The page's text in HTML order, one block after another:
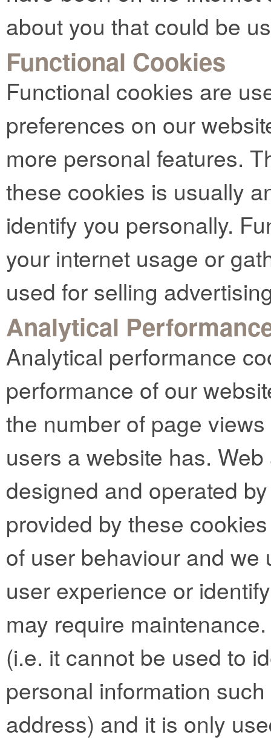
about you that could be
Functional Cookies
Functional cookies are
preferences on our
more personal features.
these cookies is usually
identify you personally.
your internet usage or
used for selling
Analytical
Analytical performance
performance of our
the number of page
users a website has.
designed and operated
provided by these
of user behaviour and
user experience or
may require
(i.e. it cannot be used to
personal information
address) and it is only